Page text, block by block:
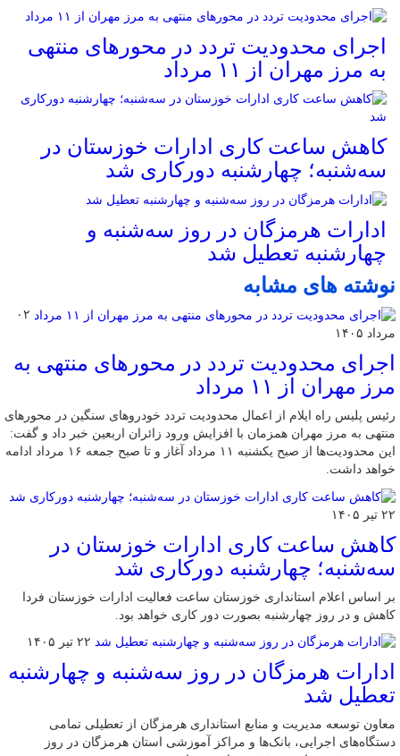
اجرای محدودیت تردد در محورهای منتهی
به مرز مهران از ۱۱ مرداد
کاهش ساعت کاری ادارات خوزستان در
سه‌شنبه؛ چهارشنبه دورکاری شد
ادارات هرمزگان در روز سه‌شنبه و
چهارشنبه تعطیل شد
نوشته های مشابه
۰۲
مرداد ۱۴۰۵
اجرای محدودیت تردد در محورهای منتهی به
مرز مهران از ۱۱ مرداد
رئیس پلیس راه ایلام از اعمال محدودیت تردد خودروهای سنگین در محورهای
منتهی به مرز مهران همزمان با افزایش ورود زائران اربعین خبر داد و گفت:
این محدودیت‌ها از صبح یکشنبه ۱۱ مرداد آغاز و تا صبح جمعه ۱۶ مرداد ادامه
خواهد داشت.
۲۲ تیر ۱۴۰۵
کاهش ساعت کاری ادارات خوزستان در
سه‌شنبه؛ چهارشنبه دورکاری شد
بر اساس اعلام استانداری خوزستان ساعت فعالیت ادارات خوزستان فردا
کاهش و در روز چهارشنبه بصورت دور کاری خواهد بود.
۲۲ تیر ۱۴۰۵
ادارات هرمزگان در روز سه‌شنبه و چهارشنبه
تعطیل شد
معاون توسعه مدیریت و منابع استانداری هرمزگان از تعطیلی تمامی
دستگاه‌های اجرایی، بانک‌ها و مراکز آموزشی استان هرمزگان در روز